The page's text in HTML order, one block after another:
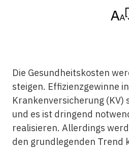
Die Gesundheitskosten
steigen. Effizienzgewinne
Krankenversicherung (KV)
und es ist dringend
realisieren. Allerdings
den grundlegenden Trend